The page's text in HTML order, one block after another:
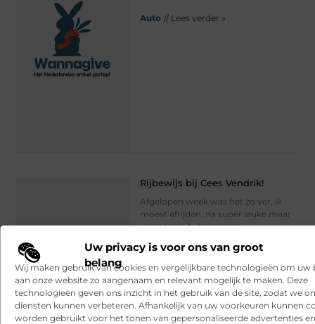
Uw privacy is voor ons van groot
belang
Wij maken gebruik van cookies en vergelijkbare technologieën om uw
aan onze website zo aangenaam en relevant mogelijk te maken. Deze
technologieën geven ons inzicht in het gebruik van de site, zodat we
diensten kunnen verbeteren. Afhankelijk van uw voorkeuren kunnen
worden gebruikt voor het tonen van gepersonaliseerde advertenties
Auto // Lees verder »
Rijbewijs bij Cees Vendrik!
Afgelopen week was het zo ver, ik
moest afrijden, na super leuke maar
vooral goede lessen van
maanden geleden ben ik
Auto // Lees verder »